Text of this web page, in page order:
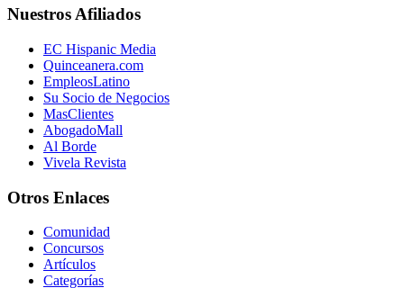
Nuestros Afiliados
EC Hispanic Media
Quinceanera.com
EmpleosLatino
Su Socio de Negocios
MasClientes
AbogadoMall
Al Borde
Vivela Revista
Otros Enlaces
Comunidad
Concursos
Artículos
Categorías